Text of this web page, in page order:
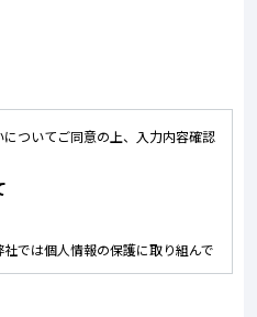
ついてご同意の上、入力内容確認
では個人情報の保護に取り組んで